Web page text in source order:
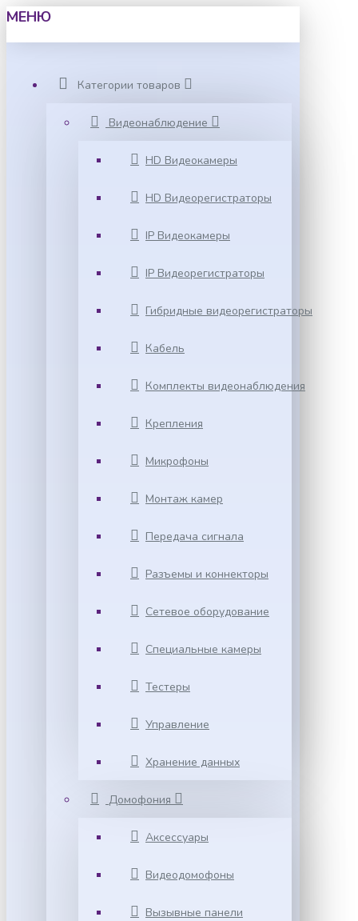
МЕНЮ
Категории товаров
Видеонаблюдение
HD Видеокамеры
HD Видеорегистраторы
IP Видеокамеры
IP Видеорегистраторы
Гибридные видеорегистраторы
Кабель
Комплекты видеонаблюдения
Крепления
Микрофоны
Монтаж камер
Передача сигнала
Разъемы и коннекторы
Сетевое оборудование
Специальные камеры
Тестеры
Управление
Хранение данных
Домофония
Аксессуары
Видеодомофоны
Вызывные панели